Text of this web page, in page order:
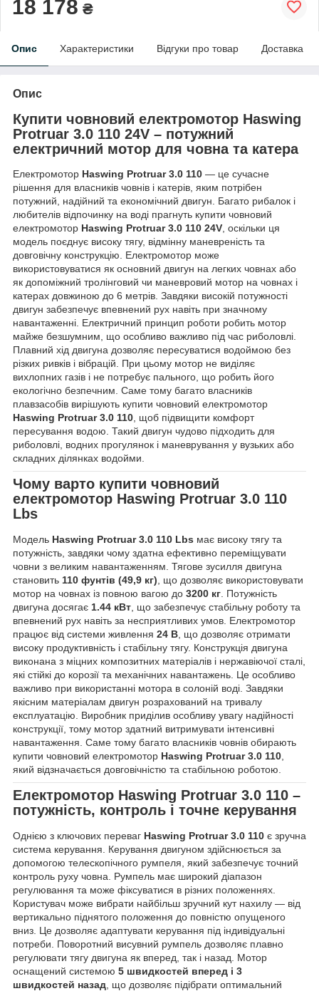
18 178 ₴
Опис Характеристики Відгуки про товар Доставка
Опис
Купити човновий електромотор Haswing
Protruar 3.0 110 24V – потужний
електричний мотор для човна та катера
Електромотор Haswing Protruar 3.0 110 — це сучасне
рішення для власників човнів і катерів, яким потрібен
потужний, надійний та економічний двигун. Багато рибалок і
любителів відпочинку на воді прагнуть купити човновий
електромотор Haswing Protruar 3.0 110 24V, оскільки ця
модель поєднує високу тягу, відмінну маневреність та
довговічну конструкцію. Електромотор може
використовуватися як основний двигун на легких човнах або
як допоміжний тролінговий чи маневровий мотор на човнах і
катерах довжиною до 6 метрів. Завдяки високій потужності
двигун забезпечує впевнений рух навіть при значному
навантаженні. Електричний принцип роботи робить мотор
майже безшумним, що особливо важливо під час риболовлі.
Плавний хід двигуна дозволяє пересуватися водоймою без
різких ривків і вібрацій. При цьому мотор не виділяє
вихлопних газів і не потребує пального, що робить його
екологічно безпечним. Саме тому багато власників
плавзасобів вирішують купити човновий електромотор
Haswing Protruar 3.0 110, щоб підвищити комфорт
пересування водою. Такий двигун чудово підходить для
риболовлі, водних прогулянок і маневрування у вузьких або
складних ділянках водойми.
Чому варто купити човновий
електромотор Haswing Protruar 3.0 110
Lbs
Модель Haswing Protruar 3.0 110 Lbs має високу тягу та
потужність, завдяки чому здатна ефективно переміщувати
човни з великим навантаженням. Тягове зусилля двигуна
становить 110 фунтів (49,9 кг) , що дозволяє використовувати
мотор на човнах із повною вагою до 3200 кг . Потужність
двигуна досягає 1.44 кВт , що забезпечує стабільну роботу та
впевнений рух навіть за несприятливих умов. Електромотор
працює від системи живлення 24 В , що дозволяє отримати
високу продуктивність і стабільну тягу. Конструкція двигуна
виконана з міцних композитних матеріалів і нержавіючої сталі,
які стійкі до корозії та механічних навантажень. Це особливо
важливо при використанні мотора в солоній воді. Завдяки
якісним матеріалам двигун розрахований на тривалу
експлуатацію. Виробник приділив особливу увагу надійності
конструкції, тому мотор здатний витримувати інтенсивні
навантаження. Саме тому багато власників човнів обирають
купити човновий електромотор Haswing Protruar 3.0 110
який відзначається довговічністю та стабільною роботою.
Електромотор Haswing Protruar 3.0 110 –
потужність, контроль і точне керування
Однією з ключових переваг Haswing Protruar 3.0 110 є зручна
система керування. Керування двигуном здійснюється за
допомогою телескопічного румпеля, який забезпечує точний
контроль руху човна. Румпель має широкий діапазон
регулювання та може фіксуватися в різних положеннях.
Користувач може вибрати найбільш зручний кут нахилу — від
вертикально піднятого положення до повністю опущеного
вниз. Це дозволяє адаптувати керування під індивідуальні
потреби. Поворотний висувний румпель дозволяє плавно
регулювати тягу двигуна як вперед, так і назад. Мотор
оснащений системою 5 швидкостей вперед і 3
швидкостей назад , що дозволяє підібрати оптимальний